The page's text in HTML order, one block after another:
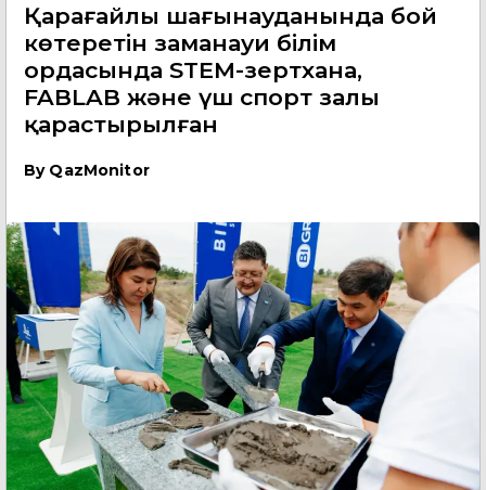
Қарағайлы шағынауданында бой
көтеретін заманауи білім
ордасында STEM-зертхана,
FABLAB және үш спорт залы
қарастырылған
By QazMonitor